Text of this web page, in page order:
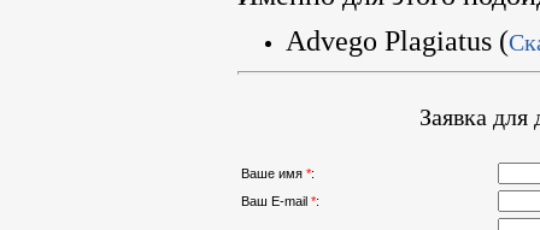
Advego Plagiatus (
Заявка для
Ваше имя *:
Ваш E-mail *: